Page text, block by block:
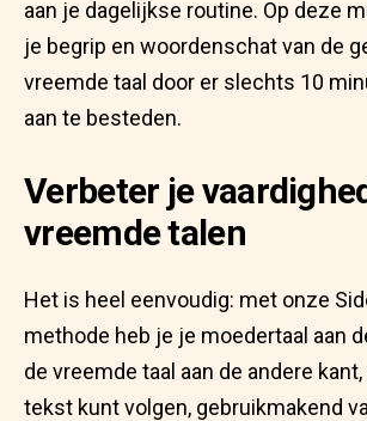
aan je dagelijkse routine. Op deze
je begrip en woordenschat van de
vreemde taal door er slechts 10
aan te besteden.
Verbeter je
vreemde talen
Het is heel eenvoudig: met onze
methode heb je je moedertaal aan
de vreemde taal aan de andere
tekst kunt volgen, gebruikmakend